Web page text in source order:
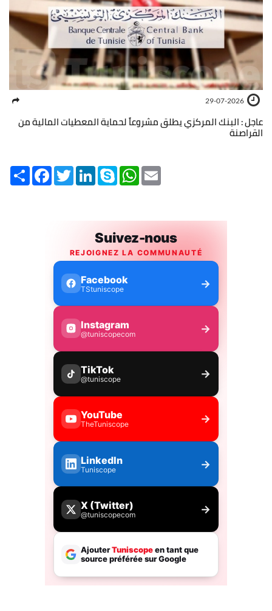
29-07-2026
عاجل : البنك المركزي يطلق مشروعاً لحماية المعطيات المالية من
القراصنة
Share FacebookTwitterLinkedInSkype WhatsApp